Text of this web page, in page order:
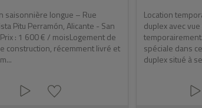
saisonnière longue – Rue
Pitu Perramón, Alicante - San
: 1 600 € / moisLogement de
construction, récemment livré et
Location
duplex avec
spéciale dans
duplex situé à